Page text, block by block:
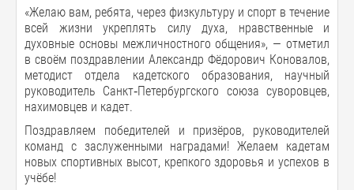
«Желаю вам, ребята, через физкультуру и спорт в течение
всей жизни укреплять силу духа, нравственные и
духовные основы межличностного общения», — отметил
в своём поздравлении Александр Фёдорович Коновалов,
методист отдела кадетского образования, научный
руководитель Санкт‑Петербургского союза суворовцев,
нахимовцев и кадет.
Поздравляем победителей и призёров, руководителей
команд с заслуженными наградами! Желаем кадетам
новых спортивных высот, крепкого здоровья и успехов в
учёбе!